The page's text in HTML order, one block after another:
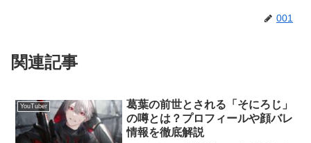
001
関連記事
YouTuber
葛葉の前世とされる「そにろじ」
の噂とは？プロフィールや顔バレ
情報を徹底解説